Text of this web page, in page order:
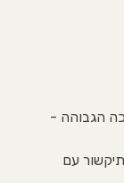
הגבוהה -
התיקשור עם